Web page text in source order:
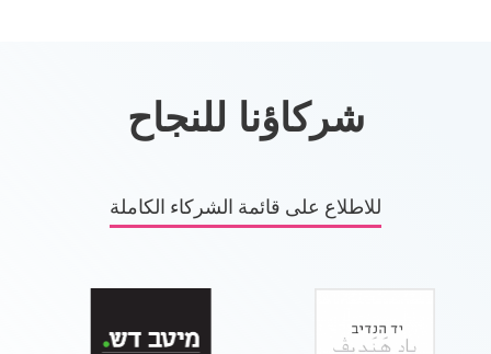
شركاؤنا للنجاح
للاطلاع على قائمة الشركاء الكاملة